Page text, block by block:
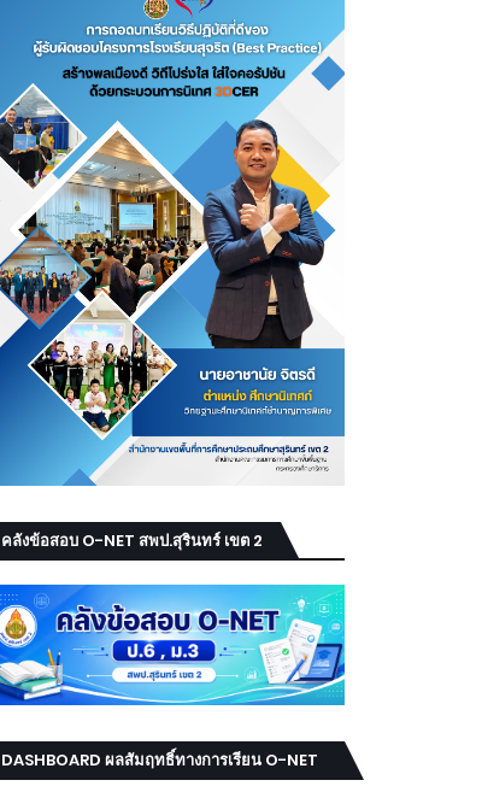
คลังข้อสอบ O-NET สพป.สุรินทร์ เขต 2
DASHBOARD ผลสัมฤทธิ์ทางการเรียน O-NET